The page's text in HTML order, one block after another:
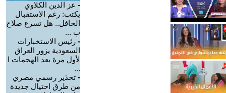
- عز الدين الكلاوي
يكتب: رغم الاستقبال
الحافل.. هل تسرع صلاح
ب ...
- رئيس الاستخبارات
السعودية يزور العراق
لأول مرة بعد الهجمات ا
...
- تحذير رسمي مصري
من طرق احتيال جديدة